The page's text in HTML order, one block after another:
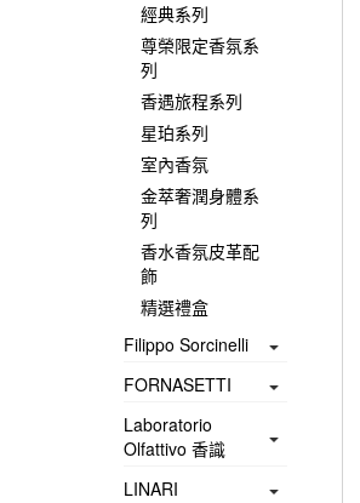
經典系列
尊榮限定香氛系
列
香遇旅程系列
星珀系列
室內香氛
金萃奢潤身體系
列
香水香氛皮革配
飾
精選禮盒
Filippo Sorcinelli
FORNASETTI
Laboratorio
Olfattivo 香識
LINARI